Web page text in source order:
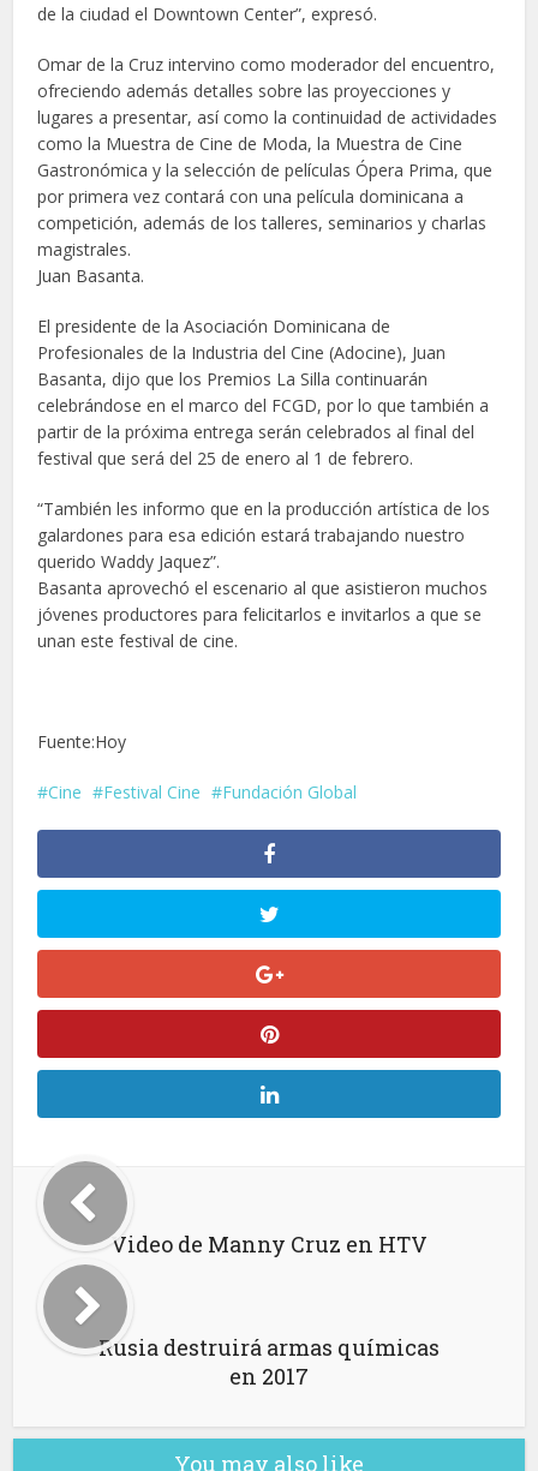
de la ciudad el Downtown Center”, expresó.
Omar de la Cruz intervino como moderador del encuentro,
ofreciendo además detalles sobre las proyecciones y
lugares a presentar, así como la continuidad de actividades
como la Muestra de Cine de Moda, la Muestra de Cine
Gastronómica y la selección de películas Ópera Prima, que
por primera vez contará con una película dominicana a
competición, además de los talleres, seminarios y charlas
magistrales.
Juan Basanta.
El presidente de la Asociación Dominicana de
Profesionales de la Industria del Cine (Adocine), Juan
Basanta, dijo que los Premios La Silla continuarán
celebrándose en el marco del FCGD, por lo que también a
partir de la próxima entrega serán celebrados al final del
festival que será del 25 de enero al 1 de febrero.
“También les informo que en la producción artística de los
galardones para esa edición estará trabajando nuestro
querido Waddy Jaquez”.
Basanta aprovechó el escenario al que asistieron muchos
jóvenes productores para felicitarlos e invitarlos a que se
unan este festival de cine.
Fuente:Hoy
Cine Festival Cine Fundación Global
Video de Manny Cruz en HTV
Rusia destruirá armas químicas
en 2017
You may also like